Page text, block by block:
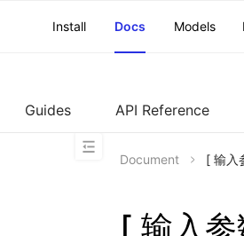
Install
Docs Models
Guides API Reference
Document [ 输入
[ 输入